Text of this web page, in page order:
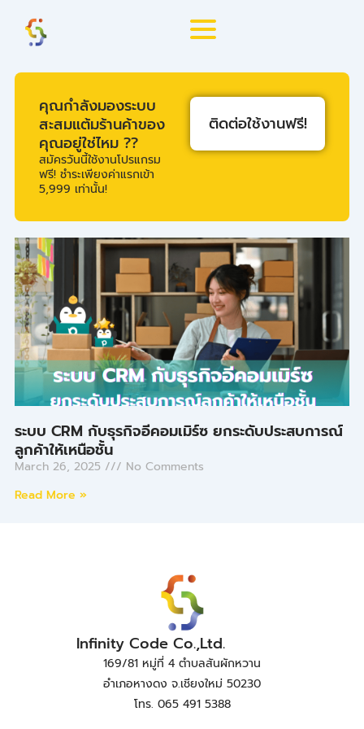
content
คุณกำลังมองระบบ
สะสมแต้มร้านค้าของ
คุณอยู่ใช่ไหม ??
สมัครวันนี้ใช้งานโปรแกรม
ฟรี! ชำระเพียงค่าแรกเข้า
5,999 เท่านั้น!
ติดต่อใช้งานฟรี!
ระบบ CRM กับธุรกิจอีคอมเมิร์ซ ยกระดับประสบการณ์
ลูกค้าให้เหนือชั้น
March 26, 2025
No Comments
Read More »
Infinity Code Co.,Ltd.
169/81 หมู่ที่ 4 ตำบลสันผักหวาน
อำเภอหางดง จ.เชียงใหม่ 50230
โทร. 065 491 5388